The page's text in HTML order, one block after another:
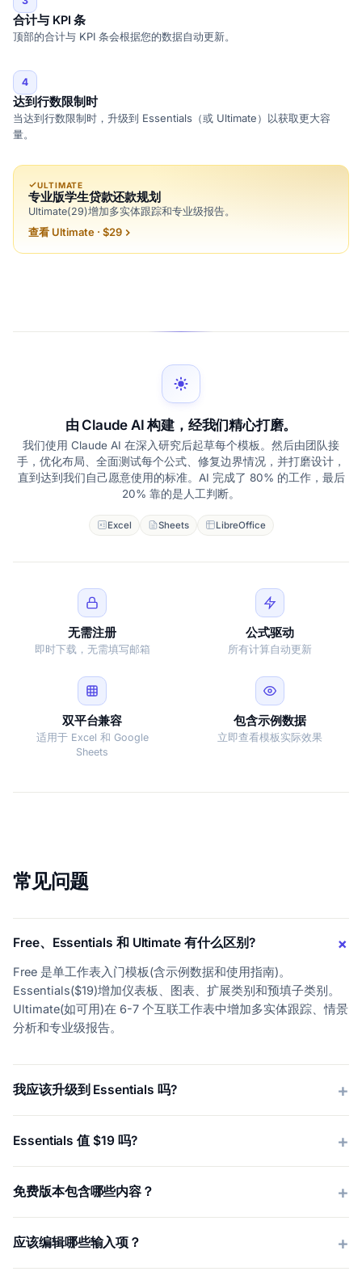
合计与 KPI 条
顶部的合计与 KPI 条会根据您的数据自动更新。
4
达到行数限制时
当达到行数限制时，升级到 Essentials（或 Ultimate）以获取更大容
量。
ULTIMATE
专业版学生贷款还款规划
Ultimate(29)增加多实体跟踪和专业级报告。
查看 Ultimate · $29
由 Claude AI 构建，经我们精心打磨。
我们使用 Claude AI 在深入研究后起草每个模板。然后由团队接
手，优化布局、全面测试每个公式、修复边界情况，并打磨设计，
直到达到我们自己愿意使用的标准。AI 完成了 80% 的工作，最后
20% 靠的是人工判断。
Excel Sheets LibreOffice
无需注册
即时下载，无需填写邮箱
公式驱动
所有计算自动更新
双平台兼容
适用于 Excel 和 Google
Sheets
包含示例数据
立即查看模板实际效果
常见问题
Free、Essentials 和 Ultimate 有什么区别?
Free 是单工作表入门模板(含示例数据和使用指南)。
Essentials($19)增加仪表板、图表、扩展类别和预填子类别。
Ultimate(如可用)在 6-7 个互联工作表中增加多实体跟踪、情景
分析和专业级报告。
我应该升级到 Essentials 吗?
Essentials 值 $19 吗?
免费版本包含哪些内容？
应该编辑哪些输入项？